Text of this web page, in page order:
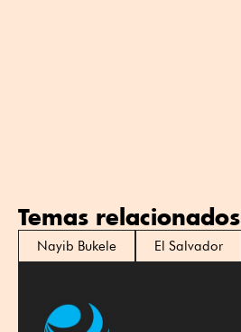
Temas relacionados
Nayib Bukele El Salvador